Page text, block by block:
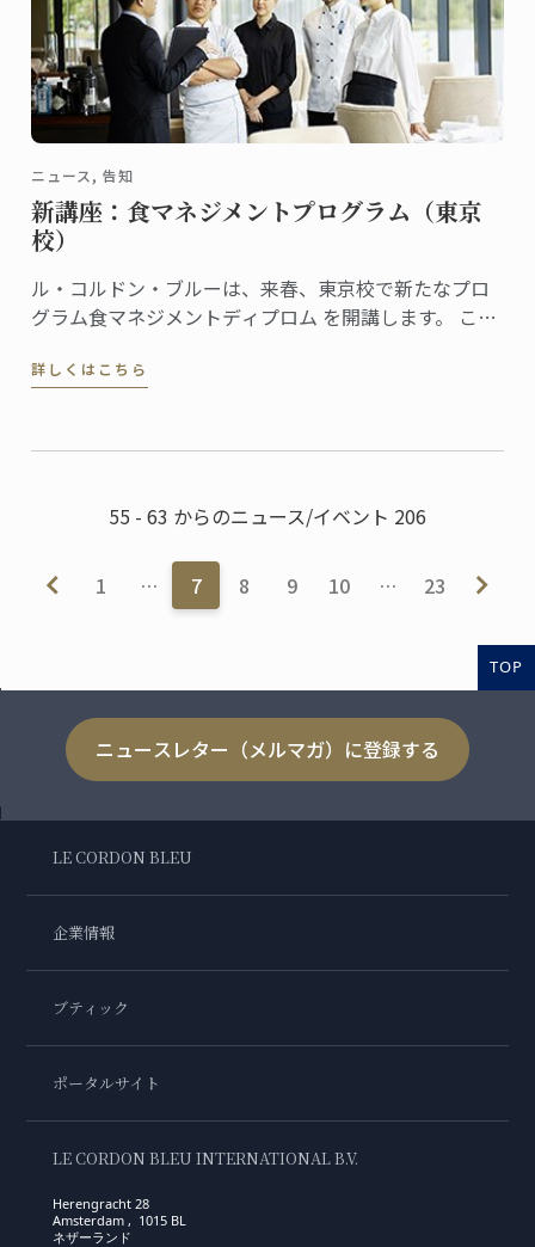
ニュース, 告知
新講座：食マネジメントプログラム（東京
校）
ル・コルドン・ブルーは、来春、東京校で新たなプロ
グラム食マネジメントディプロム を開講します。 この
が、レストラン、製菓店、フードビジネスなどを開業
詳しくはこちら
55 - 63 からのニュース/イベント 206
1 … 7 8 9 10 … 23
TOP
ニュースレター（メルマガ）に登録する
LE CORDON BLEU
企業情報
ブティック
ポータルサイト
LE CORDON BLEU INTERNATIONAL B.V.
Herengracht 28
Amsterdam , 1015 BL
ネザーランド